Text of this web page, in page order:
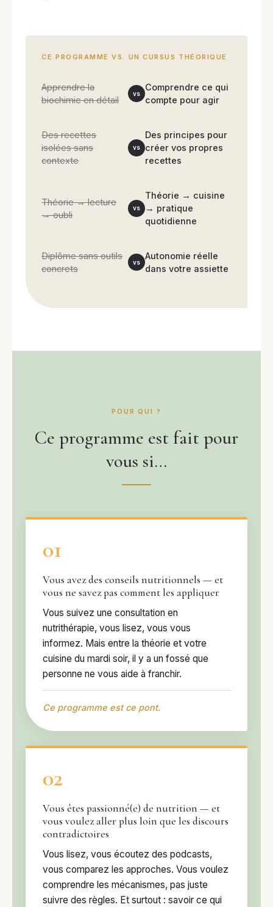
CE PROGRAMME VS. UN CURSUS THÉORIQUE
Apprendre la
biochimie en détail
vs
Comprendre ce qui
compte pour agir
Des recettes
isolées sans
contexte
vs
Des principes pour
créer vos propres
recettes
Théorie → lecture
→ oubli
vs
Théorie → cuisine
→ pratique
quotidienne
Diplôme sans outils
concrets
vs
Autonomie réelle
dans votre assiette
POUR QUI ?
Ce programme est fait pour
vous si…
01
Vous avez des conseils nutritionnels — et
vous ne savez pas comment les appliquer
Vous suivez une consultation en
nutrithérapie, vous lisez, vous vous
informez. Mais entre la théorie et votre
cuisine du mardi soir, il y a un fossé que
personne ne vous aide à franchir.
Ce programme est ce pont.
02
Vous êtes passionné(e) de nutrition — et
vous voulez aller plus loin que les discours
contradictoires
Vous lisez, vous écoutez des podcasts,
vous comparez les approches. Vous voulez
comprendre les mécanismes, pas juste
suivre des règles. Et surtout : savoir ce qui